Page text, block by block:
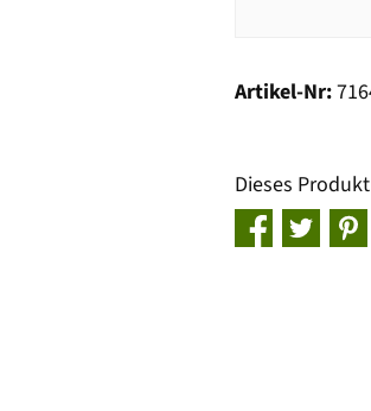
Artikel-Nr:
Dieses